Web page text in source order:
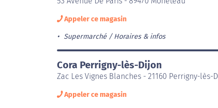
Appeler ce magasin
Supermarché Horaires & infos
Cora Perrigny-lès-Dijon
Zac Les Vignes Blanches - 21160 Perrigny-lès-
Appeler ce magasin